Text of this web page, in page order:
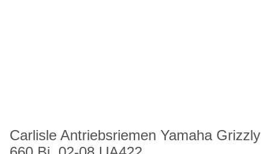
Carlisle Antriebsriemen Yamaha Grizzly